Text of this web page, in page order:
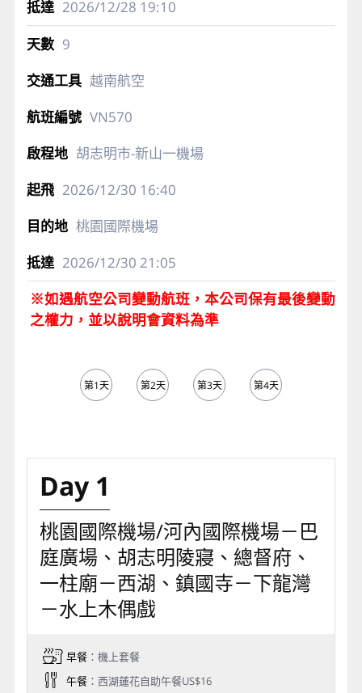
2026/12/28 19:10
9
越南航空
VN570
胡志明市-新山一機場
2026/12/30 16:40
桃園國際機場
2026/12/30 21:05
※如遇航空公司變動航班，本公司保有最後變動
之權力，並以說明會資料為準
第1天 第2天 第3天 第4天
Day 1
桃園國際機場/河內國際機場－巴
庭廣場、胡志明陵寢、總督府、
一柱廟－西湖、鎮國寺－下龍灣
－水上木偶戲
早餐：機上套餐
午餐：西湖蓮花自助午餐US$16